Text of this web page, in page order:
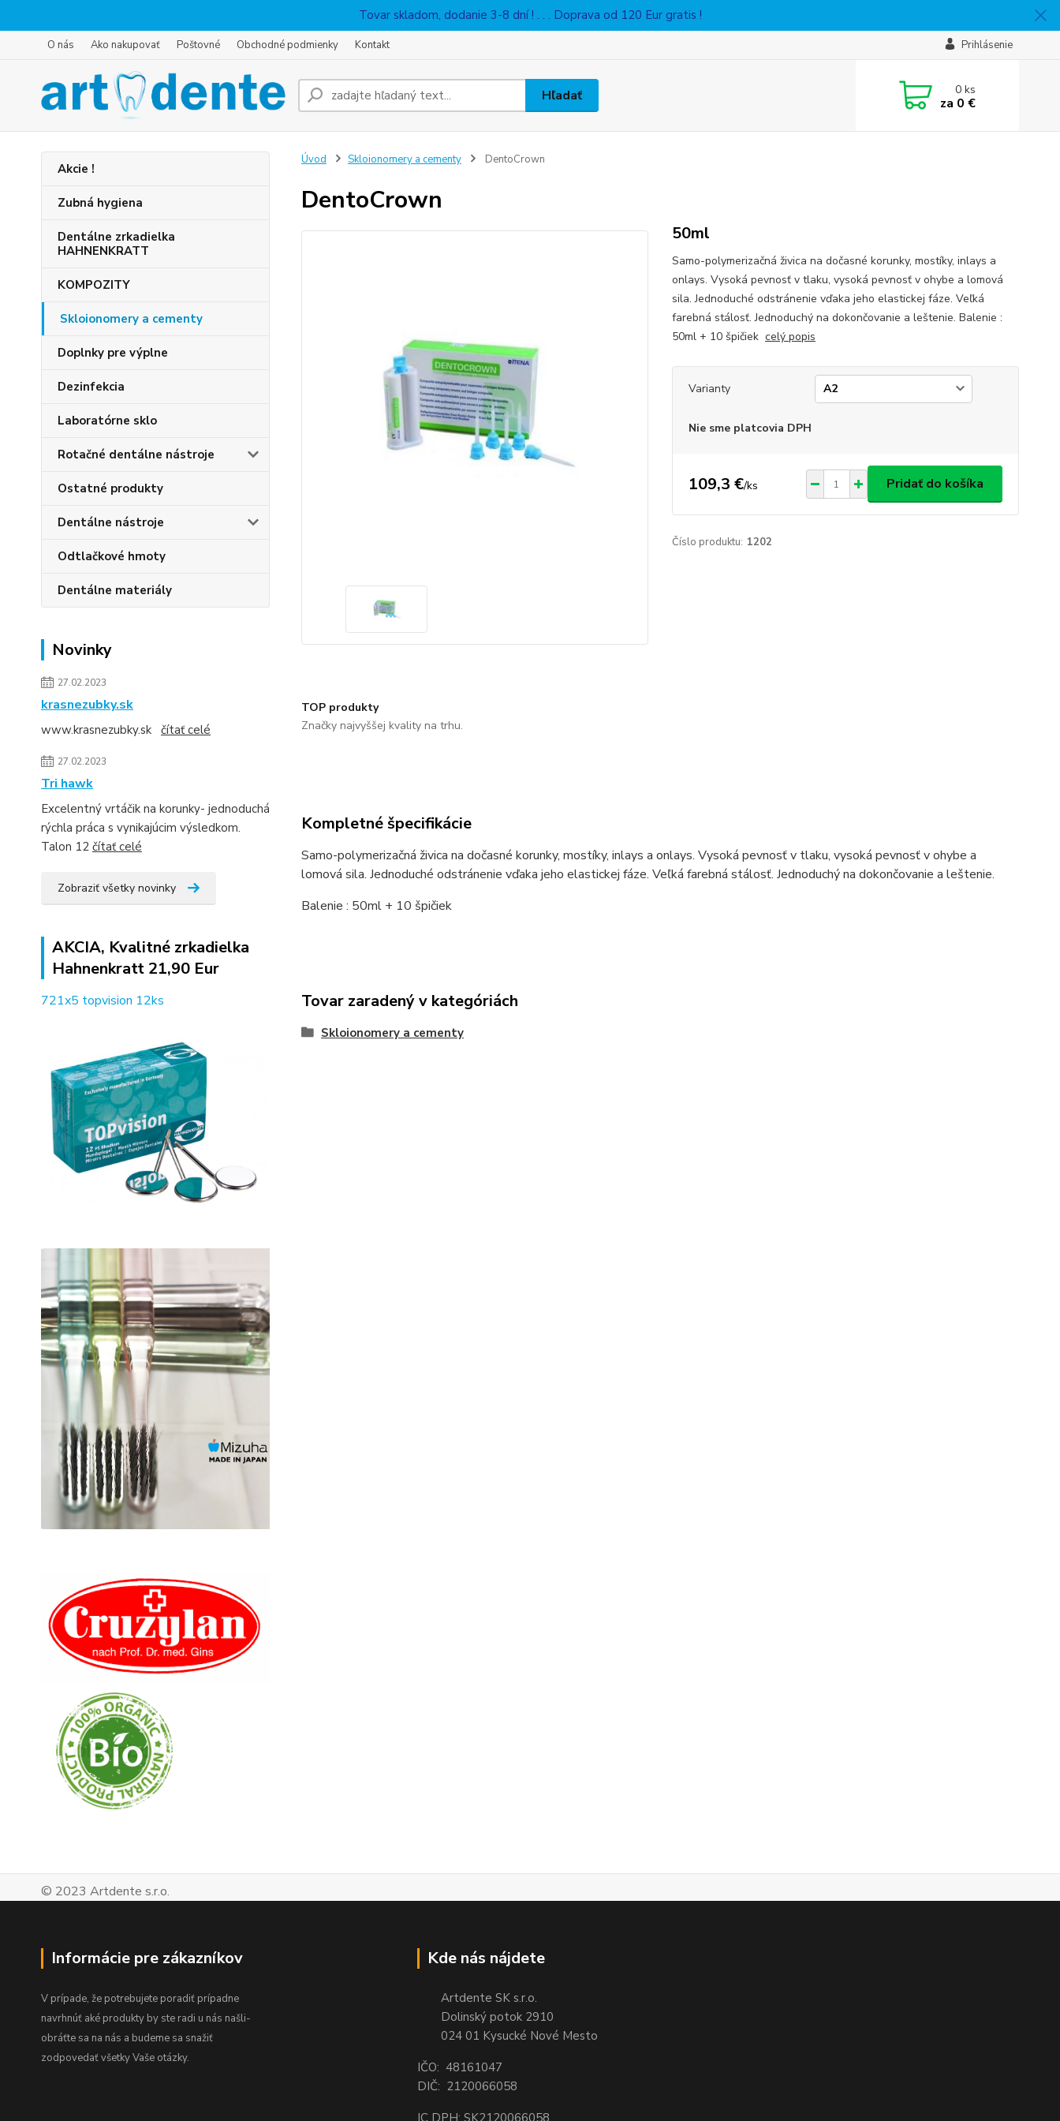
Tovar skladom, dodanie 3-8 dní ! . . . Doprava od 120 Eur gratis !
O nás Ako nakupovať Poštovné Obchodné podmienky Kontakt Prihlásenie
Hľadať 0ks
za 0 €
Akcie !
Zubná hygiena
Dentálne zrkadielka
HAHNENKRATT
KOMPOZITY
Skloionomery a cementy
Doplnky pre výplne
Dezinfekcia
Laboratórne sklo
Rotačné dentálne nástroje
Ostatné produkty
Dentálne nástroje
Odtlačkové hmoty
Dentálne materiály
Novinky
27.02.2023
krasnezubky.sk
www.krasnezubky.sk čítať celé
27.02.2023
Tri hawk
Excelentný vrtáčik na korunky- jednoduchá
rýchla práca s vynikajúcim výsledkom.
Talon 12 čítať celé
Zobraziť všetky novinky
AKCIA, Kvalitné zrkadielka
Hahnenkratt 21,90 Eur
721x5 topvision 12ks
Úvod Skloionomery a cementy DentoCrown
DentoCrown
50ml
Samo-polymerizačná živica na dočasné korunky, mostíky, inlays a
onlays. Vysoká pevnosť v tlaku, vysoká pevnosť v ohybe a lomová
sila. Jednoduché odstránenie vďaka jeho elastickej fáze. Veľká
farebná stálosť. Jednoduchý na dokončovanie a leštenie. Balenie :
50ml + 10 špičiek celý popis
Varianty
Nie sme platcovia DPH
109,3 €/ks Pridať do košíka
Číslo produktu: 1202
TOP produkty
Značky najvyššej kvality na trhu.
Kompletné špecifikácie
Samo-polymerizačná živica na dočasné korunky, mostíky, inlays a onlays. Vysoká pevnosť v tlaku, vysoká pevnosť v ohybe a
lomová sila. Jednoduché odstránenie vďaka jeho elastickej fáze. Veľká farebná stálosť. Jednoduchý na dokončovanie a leštenie.
Balenie : 50ml + 10 špičiek
Tovar zaradený v kategóriách
Skloionomery a cementy
© 2023 Artdente s.r.o.
Informácie pre zákazníkov
V prípade, že potrebujete poradiť prípadne
navrhnúť aké produkty by ste radi u nás našli-
obráťte sa na nás a budeme sa snažiť
zodpovedať všetky Vaše otázky.
Kde nás nájdete
Artdente SK s.r.o.
Dolinský potok 2910
024 01 Kysucké Nové Mesto
IČO: 48161047
DIČ: 2120066058
IC DPH: SK2120066058